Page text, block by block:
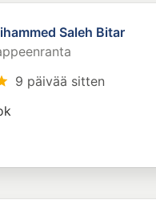
Saleh Bitar
9 päivää sitten